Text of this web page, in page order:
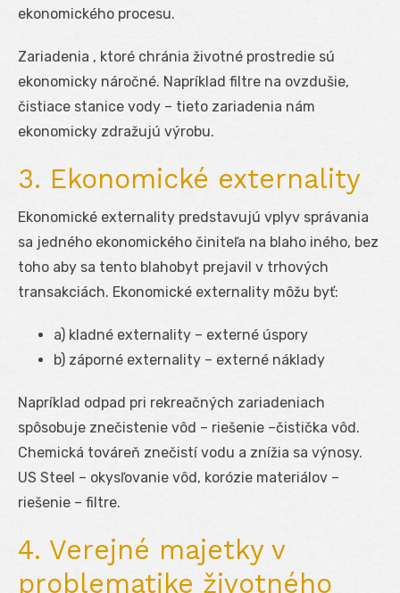
ekonomického procesu.
Zariadenia , ktoré chránia životné prostredie sú
ekonomicky náročné. Napríklad filtre na ovzdušie,
čistiace stanice vody – tieto zariadenia nám
ekonomicky zdražujú výrobu.
3. Ekonomické externality
Ekonomické externality predstavujú vplyv správania
sa jedného ekonomického činiteľa na blaho iného, bez
toho aby sa tento blahobyt prejavil v trhových
transakciách. Ekonomické externality môžu byť:
a) kladné externality – externé úspory
b) záporné externality – externé náklady
Napríklad odpad pri rekreačných zariadeniach
spôsobuje znečistenie vôd – riešenie –čistička vôd.
Chemická továreň znečistí vodu a znížia sa výnosy.
US Steel – okysľovanie vôd, korózie materiálov –
riešenie – filtre.
4. Verejné majetky v
problematike životného